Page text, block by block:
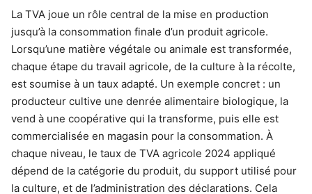
La TVA joue un rôle central de la mise en production
jusqu’à la consommation finale d’un produit agricole.
Lorsqu’une matière végétale ou animale est transformée,
chaque étape du travail agricole, de la culture à la récolte,
est soumise à un taux adapté. Un exemple concret : un
producteur cultive une denrée alimentaire biologique, la
vend à une coopérative qui la transforme, puis elle est
commercialisée en magasin pour la consommation. À
chaque niveau, le taux de TVA agricole 2024 appliqué
dépend de la catégorie du produit, du support utilisé pour
la culture, et de l’administration des déclarations. Cela